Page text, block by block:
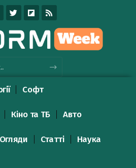
Софт
Кіно та ТБ Авто
Огляди Статті Наука